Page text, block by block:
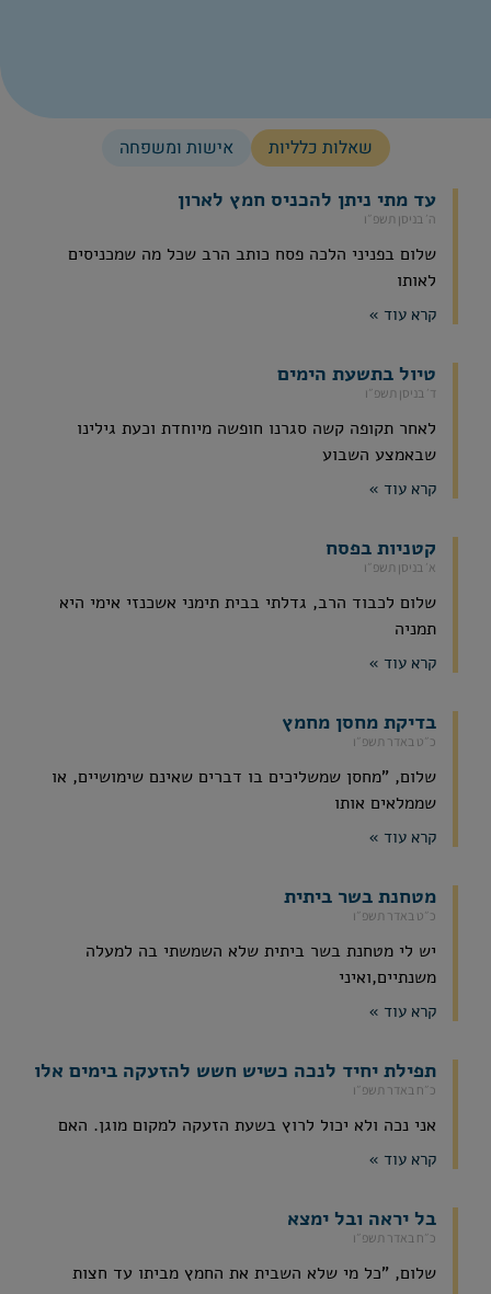
שאלות כלליות
אישות ומשפחה
עד מתי ניתן להכניס חמץ לארון
ה׳ בניסן תשפ״ו
שלום בפניני הלכה פסח כותב הרב שכל מה שמכניסים
לאותו
קרא עוד »
טיול בתשעת הימים
ד׳ בניסן תשפ״ו
לאחר תקופה קשה סגרנו חופשה מיוחדת וכעת גילינו
שבאמצע השבוע
קרא עוד »
קטניות בפסח
א׳ בניסן תשפ״ו
שלום לכבוד הרב, גדלתי בבית תימני אשכנזי אימי היא
תמניה
קרא עוד »
בדיקת מחסן מחמץ
כ״ט באדר תשפ״ו
שלום, "מחסן שמשליכים בו דברים שאינם שימושיים, או
שממלאים אותו
קרא עוד »
מטחנת בשר ביתית
כ״ט באדר תשפ״ו
יש לי מטחנת בשר ביתית שלא השמשתי בה למעלה
משנתיים,ואיני
קרא עוד »
תפילת יחיד לנכה כשיש חשש להזעקה בימים אלו
כ״ח באדר תשפ״ו
אני נכה ולא יכול לרוץ בשעת הזעקה למקום מוגן. האם
קרא עוד »
בל יראה ובל ימצא
כ״ח באדר תשפ״ו
שלום, "כל מי שלא השבית את החמץ מביתו עד חצות